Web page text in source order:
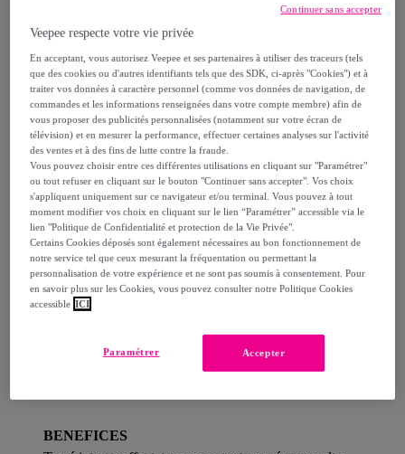
Livraison estimée: entre le
Comment ça marche ?
Détails sur votre produit
Description
Découvrez le crayon gel effet tatouage longue tenue
saturées en pigments qui gardent leur intensité colorielle
façon tatouage jusqu'à 36h* (*test consommateur sur
BENEFICES
Veepee respecte votre vie privée
En acceptant, vous autorisez Veepee et ses partenaires à utiliser des traceurs (tels
que des cookies ou d'autres identifiants tels que des SDK, ci-après "Cookies") et à
traiter vos données à caractère personnel (comme vos données de navigation, de
commandes et les informations renseignées dans votre compte membre) afin de
vous proposer des publicités personnalisées (notamment sur votre écran de
télévision) et en mesurer la performance, effectuer certaines analyses sur l'activité
des ventes et à des fins de lutte contre la fraude.
Vous pouvez choisir entre ces différentes utilisations en cliquant sur "Paramétrer"
ou tout refuser en cliquant sur le bouton "Continuer sans accepter". Vos choix
s'appliquent uniquement sur ce navigateur et/ou terminal. Vous pouvez à tout
moment modifier vos choix en cliquant sur le lien “Paramétrer” accessible via le
lien "Politique de Confidentialité et protection de la Vie Privée".
Certains Cookies déposés sont également nécessaires au bon fonctionnement de
notre service tel que ceux mesurant la fréquentation ou permettant la
personnalisation de votre expérience et ne sont pas soumis à consentement. Pour
en savoir plus sur les Cookies, vous pouvez consulter notre Politique Cookies
accessible ICI
Accepter
Paramétrer
Continuer sans accepter